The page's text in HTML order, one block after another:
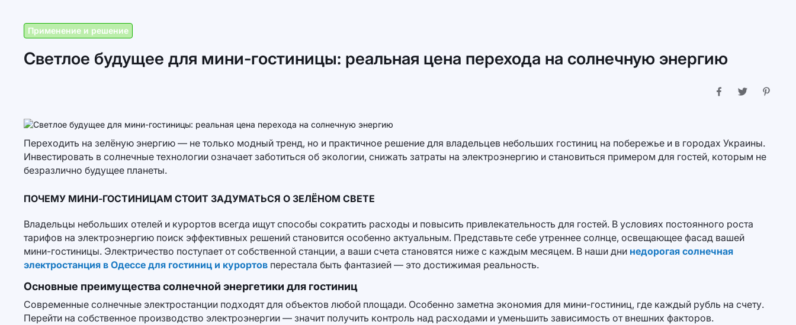
Применение и решение
Светлое будущее для мини-гостиницы: реальная цена перехода на солнечную энергию
Переходить на зелёную энергию — не только модный тренд, но и практичное решение для владельцев небольших гостиниц на побережье и в городах Украины.
Инвестировать в солнечные технологии означает заботиться об экологии, снижать затраты на электроэнергию и становиться примером для гостей, которым не
безразлично будущее планеты.
ПОЧЕМУ МИНИ-ГОСТИНИЦАМ СТОИТ ЗАДУМАТЬСЯ О ЗЕЛЁНОМ СВЕТЕ
Владельцы небольших отелей и курортов всегда ищут способы сократить расходы и повысить привлекательность для гостей. В условиях постоянного роста
тарифов на электроэнергию поиск эффективных решений становится особенно актуальным. Представьте себе утреннее солнце, освещающее фасад вашей
мини-гостиницы. Электричество поступает от собственной станции, а ваши счета становятся ниже с каждым месяцем. В наши дни недорогая солнечная
электростанция в Одессе для гостиниц и курортов перестала быть фантазией — это достижимая реальность.
Основные преимущества солнечной энергетики для гостиниц
Современные солнечные электростанции подходят для объектов любой площади. Особенно заметна экономия для мини-гостиниц, где каждый рубль на счету.
Перейти на собственное производство электроэнергии — значит получить контроль над расходами и уменьшить зависимость от внешних факторов.